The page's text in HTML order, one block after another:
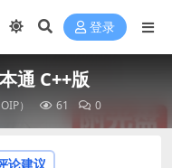
登录
通 C++版
） 61 0
论建议